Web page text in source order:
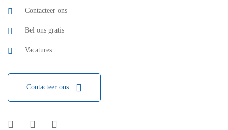
Contacteer ons
Bel ons gratis
Vacatures
Contacteer ons